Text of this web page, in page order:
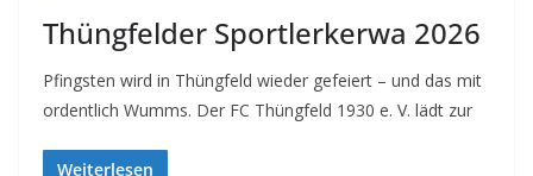
Thüngfelder Sportlerkerwa 2026
Pfingsten wird in Thüngfeld wieder gefeiert – und das mit
ordentlich Wumms. Der FC Thüngfeld 1930 e. V. lädt zur
Weiterlesen